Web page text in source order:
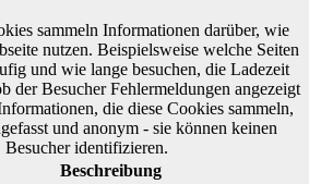
sammeln Informationen darüber, wie
nutzen. Beispielsweise welche Seiten
und wie lange besuchen, die Ladezeit
der Besucher Fehlermeldungen angezeigt
die diese Cookies sammeln,
und anonym - sie können keinen
Besucher identifizieren.
Beschreibung